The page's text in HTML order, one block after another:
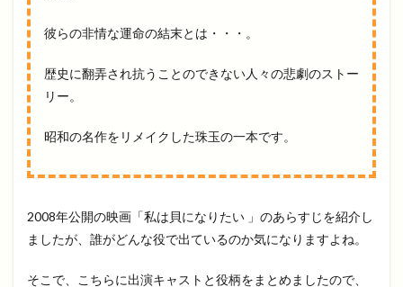
彼らの非情な運命の結末とは・・・。
歴史に翻弄され抗うことのできない人々の悲劇のストー
リー。
昭和の名作をリメイクした珠玉の一本です。
2008年公開の映画「私は貝になりたい 」のあらすじを紹介し
ましたが、誰がどんな役で出ているのか気になりますよね。
そこで、こちらに出演キャストと役柄をまとめましたので、